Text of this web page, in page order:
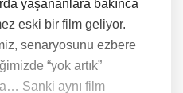
yaşananlara bakınca
eski bir film geliyor.
senaryosunu ezbere
“yok artık”
Sanki aynı film